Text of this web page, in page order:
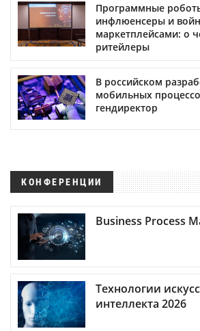
Программные
инфлюенсеры и
маркетплейсами: о
ритейлеры
В российском
мобильных
гендиректор
КОНФЕРЕНЦИИ
Business Process
Технологии
интеллекта 2026